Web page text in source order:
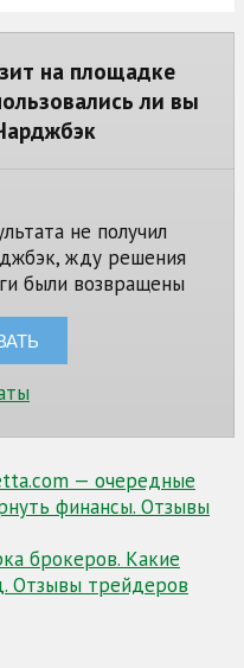
на площадке
ли вы
не получил
жду решения
были возвращены
— очередные
финансы. Отзывы
брокеров. Какие
Отзывы трейдеров